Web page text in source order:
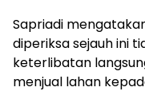
Sapriadi
diperiksa sejauh ini
keterlibatan
menjual lahan